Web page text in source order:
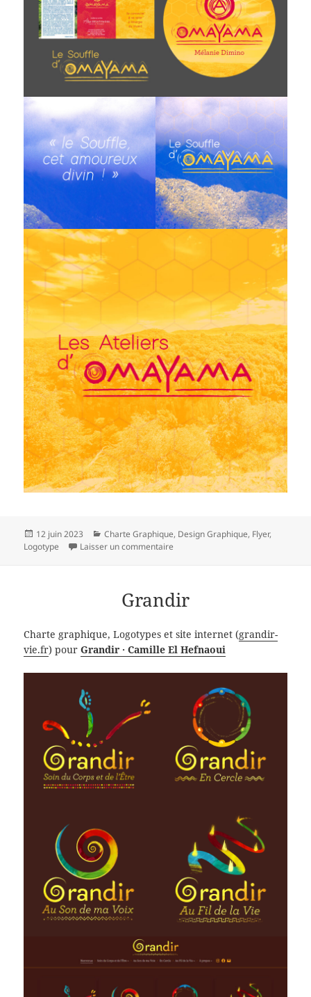
Publié
le
12 juin 2023 Catégories
Charte Graphique, Design Graphique, Flyer,
Logotype
Laisser un commentaire
Grandir
Charte graphique, Logotypes et site internet (grandir-
vie.fr) pourGrandir · Camille El Hefnaoui